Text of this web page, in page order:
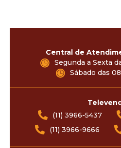
Central de
Segunda a Sexta
Sábado das
(11) 3966-5437
(11) 3966-9666